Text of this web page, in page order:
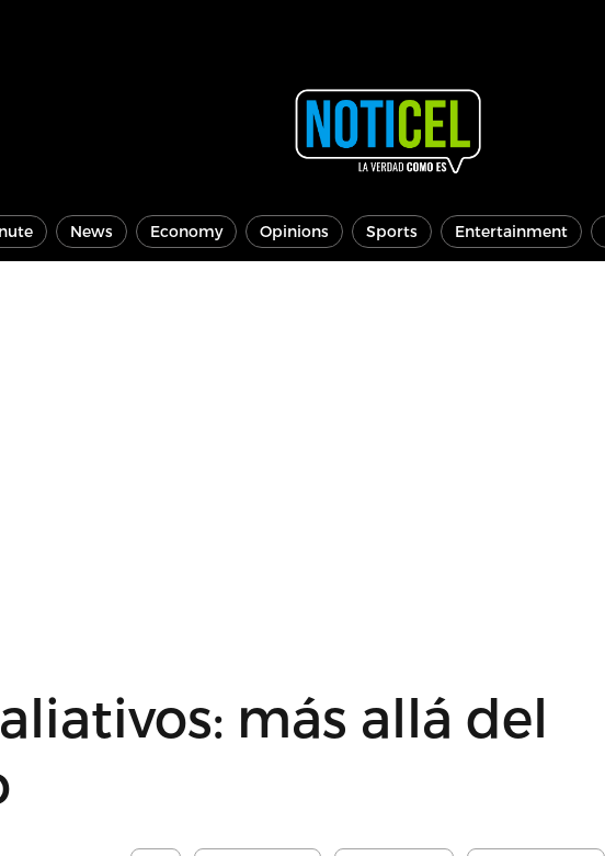
News Economy Opinions Sports Entertainment
más allá del